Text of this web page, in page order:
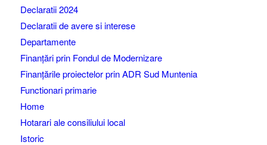
Declaratii 2024
Declaratii de avere si interese
Departamente
Finanțări prin Fondul de Modernizare
Finanțările proiectelor prin ADR Sud Muntenia
Functionari primarie
Home
Hotarari ale consiliului local
Istoric